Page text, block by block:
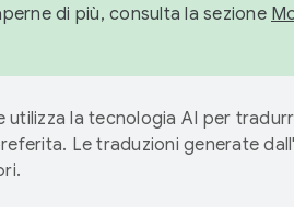
di più, consulta la sezione
utilizza la tecnologia AI per
Le traduzioni generate